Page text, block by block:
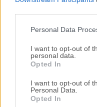
Personal Data
I want to opt-out of
personal data.
Opted In
I want to opt-out of
Personal Data.
Opted In
y agregación de datos,
herramienta esencial
usuarios